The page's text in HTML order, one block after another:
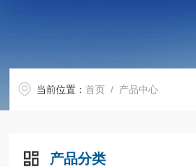
当前位置：首页 / 产品中心
产品分类